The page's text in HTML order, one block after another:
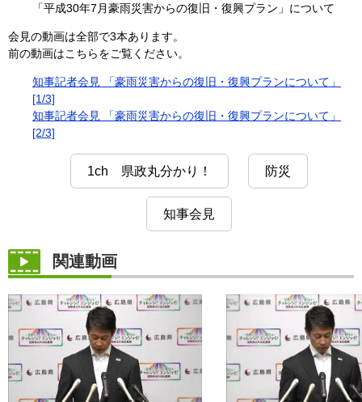
「平成30年7月豪雨災害からの復旧・復興プラン」について
会見の動画は全部で3本あります。
前の動画はこちらをご覧ください。
知事記者会見 「豪雨災害からの復旧・復興プランについて」
[1/3]
知事記者会見 「豪雨災害からの復旧・復興プランについて」
[2/3]
1ch 県政丸分かり！ 防災
知事会見
関連動画